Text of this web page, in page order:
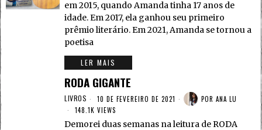
em 2015, quando Amanda tinha 17 anos de
idade. Em 2017, ela ganhou seu primeiro
prêmio literário. Em 2021, Amanda se tornou a
poetisa
LER MAIS
RODA GIGANTE
LIVROS 10 DE FEVEREIRO DE 2021 POR ANA LU
148.1K VIEWS
Demorei duas semanas na leitura de RODA